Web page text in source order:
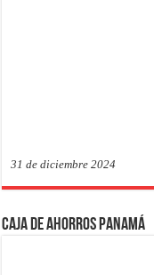
31 de diciembre 2024
Caja de Ahorros Panamá